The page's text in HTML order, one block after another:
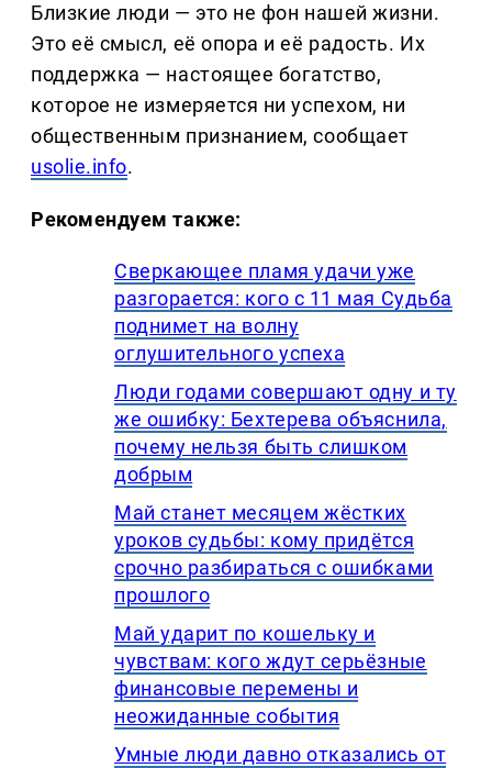
Близкие люди — это не фон нашей жизни.
Это её смысл, её опора и её радость. Их
поддержка — настоящее богатство,
которое не измеряется ни успехом, ни
общественным признанием, сообщает
usolie.info.
Рекомендуем также:
Сверкающее пламя удачи уже
разгорается: кого с 11 мая Судьба
поднимет на волну
оглушительного успеха
Люди годами совершают одну и ту
же ошибку: Бехтерева объяснила,
почему нельзя быть слишком
добрым
Май станет месяцем жёстких
уроков судьбы: кому придётся
срочно разбираться с ошибками
прошлого
Май ударит по кошельку и
чувствам: кого ждут серьёзные
финансовые перемены и
неожиданные события
Умные люди давно отказались от